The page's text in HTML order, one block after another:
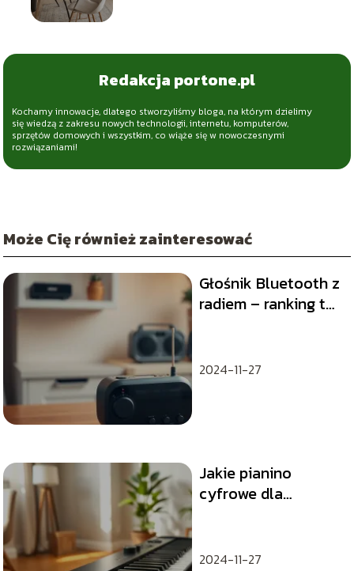
Redakcja portone.pl
Kochamy innowacje, dlatego stworzyliśmy bloga, na którym dzielimy
się wiedzą z zakresu nowych technologii, internetu, komputerów,
sprzętów domowych i wszystkim, co wiąże się w nowoczesnymi
rozwiązaniami!
Może Cię również zainteresować
Głośnik Bluetooth z
radiem – ranking top
2024-11-27
Jakie pianino
cyfrowe dla
2024-11-27